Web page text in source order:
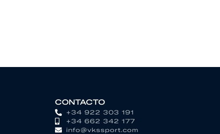
CONTACTO
+34 922 303 191
+34 662 342 177
info@vkssport.com